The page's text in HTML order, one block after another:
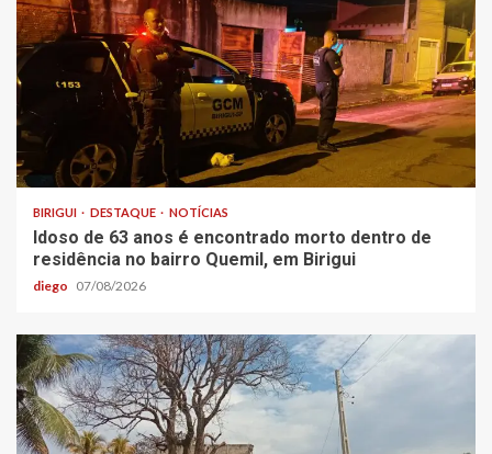
BIRIGUI DESTAQUE NOTÍCIAS
Idoso de 63 anos é encontrado morto dentro de
residência no bairro Quemil, em Birigui
diego 07/08/2026